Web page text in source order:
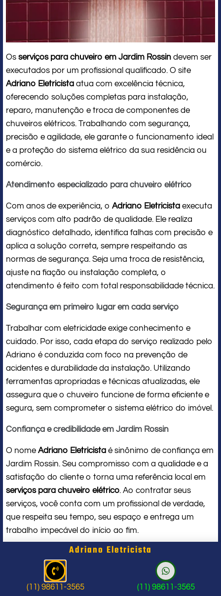
Os serviços para chuveiro em Jardim Rossin devem ser
executados por um profissional qualificado. O site
Adriano Eletricista atua com excelência técnica,
oferecendo soluções completas para instalação,
reparo, manutenção e troca de componentes de
chuveiros elétricos. Trabalhando com segurança,
precisão e agilidade, ele garante o funcionamento ideal
e a proteção do sistema elétrico da sua residência ou
comércio.
Atendimento especializado para chuveiro elétrico
Com anos de experiência, o Adriano Eletricista executa
serviços com alto padrão de qualidade. Ele realiza
diagnóstico detalhado, identifica falhas com precisão e
aplica a solução correta, sempre respeitando as
normas de segurança. Seja uma troca de resistência,
ajuste na fiação ou instalação completa, o
atendimento é feito com total responsabilidade técnica.
Segurança em primeiro lugar em cada serviço
Trabalhar com eletricidade exige conhecimento e
cuidado. Por isso, cada etapa do serviço realizado pelo
Adriano é conduzida com foco na prevenção de
acidentes e durabilidade da instalação. Utilizando
ferramentas apropriadas e técnicas atualizadas, ele
assegura que o chuveiro funcione de forma eficiente e
segura, sem comprometer o sistema elétrico do imóvel.
Confiança e credibilidade em Jardim Rossin
O nome Adriano Eletricista é sinônimo de confiança em
Jardim Rossin. Seu compromisso com a qualidade e a
satisfação do cliente o torna uma referência local em
serviços para chuveiro elétrico. Ao contratar seus
serviços, você conta com um profissional de verdade,
que respeita seu tempo, seu espaço e entrega um
trabalho impecável do início ao fim.
Problema com chuveiro: sinais que
indicam a hora de chamar um
profissional
Adriano Eletricista
(11) 98611-3565 (11) 98611-3565